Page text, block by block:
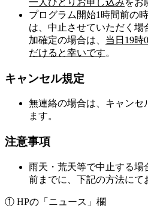
プログラム開始1時間前の
は、中止させていただく
加確定の場合は、 当日19時
だけると幸いです。
キャンセル規定
無連絡の場合は、キャンセ
ます。
注意事項
雨天・荒天等で中止する場
前までに、下記の方法にて
① HPの「ニュース」欄